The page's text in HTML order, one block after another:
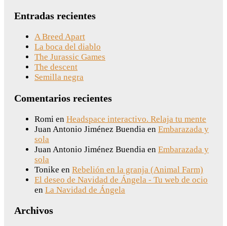
Entradas recientes
A Breed Apart
La boca del diablo
The Jurassic Games
The descent
Semilla negra
Comentarios recientes
Romi en Headspace interactivo. Relaja tu mente
Juan Antonio Jiménez Buendia en Embarazada y
sola
Juan Antonio Jiménez Buendia en Embarazada y
sola
Tonike en Rebelión en la granja (Animal Farm)
El deseo de Navidad de Ángela - Tu web de ocio
en La Navidad de Ángela
Archivos